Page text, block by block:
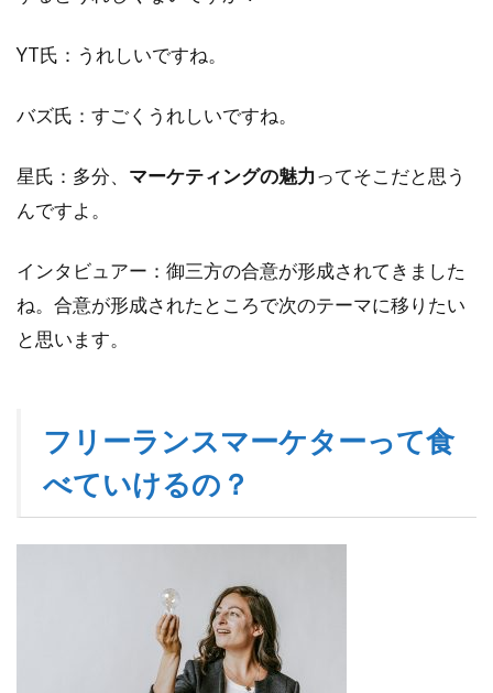
YT氏：うれしいですね。
バズ氏：すごくうれしいですね。
星氏：多分、 マーケティングの魅力ってそこだと思う
んですよ。
インタビュアー：御三方の合意が形成されてきました
ね。合意が形成されたところで次のテーマに移りたい
と思います。
フリーランスマーケターって食
べていけるの？